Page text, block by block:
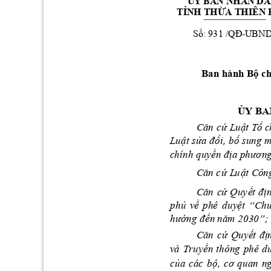
TỈNH THỪA THIÊN
Số: 931 /QĐ-
Ban hành Bộ
ỦY
Căn cứ Luật Tổ c
Luật sửa đổi, bổ sung m
chính quyền địa ph
Căn cứ Luật Côn
Căn cứ Quyết đị
phủ về phê duyệt
hướng đến năm 2030”;
Căn cứ Quyết đị
và Truyền thông phê
của các bộ, cơ quan